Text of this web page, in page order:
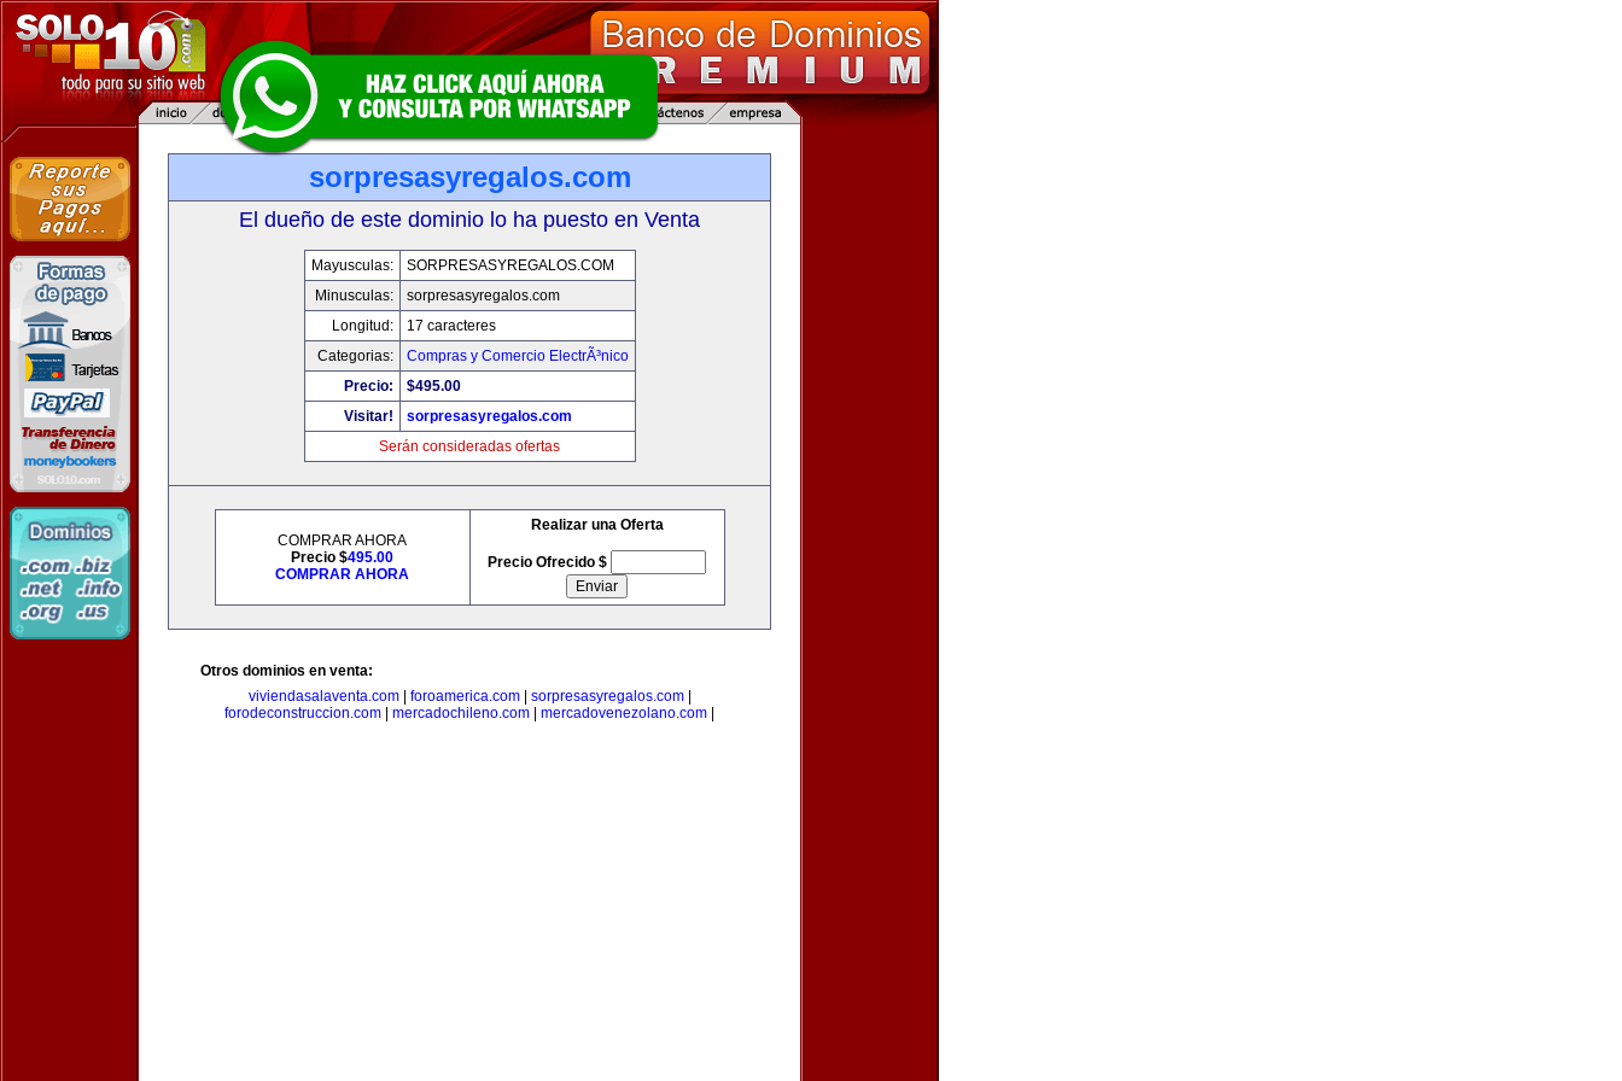
sorpresasyregalos.com
El dueño de este dominio lo ha puesto en Venta
Mayusculas:
SORPRESASYREGALOS.COM
Minusculas:
sorpresasyregalos.com
Longitud:
17 caracteres
Categorias:
Compras y Comercio ElectrÃ³nico
Precio:
$495.00
Visitar!
sorpresasyregalos.com
Serán consideradas ofertas
COMPRAR AHORA
Precio $495.00
COMPRAR AHORA
Realizar una Oferta
Precio Ofrecido $
Otros dominios en venta:
viviendasalaventa.com| foroamerica.com| sorpresasyregalos.com|
forodeconstruccion.com
mercadochileno.com mercadovenezolano.com